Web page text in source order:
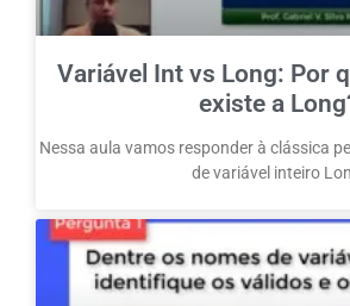
Variável Int vs Long: Por
existe a
Nessa aula vamos responder à clássica
de variável inteiro